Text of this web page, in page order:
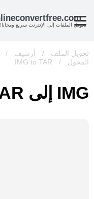
تحويل الملفات إلى الإنترنت سريع ومجانا!
تحويل الملف / أرشيف /
المحول
/
IMG to TAR
IMG إلى TAR